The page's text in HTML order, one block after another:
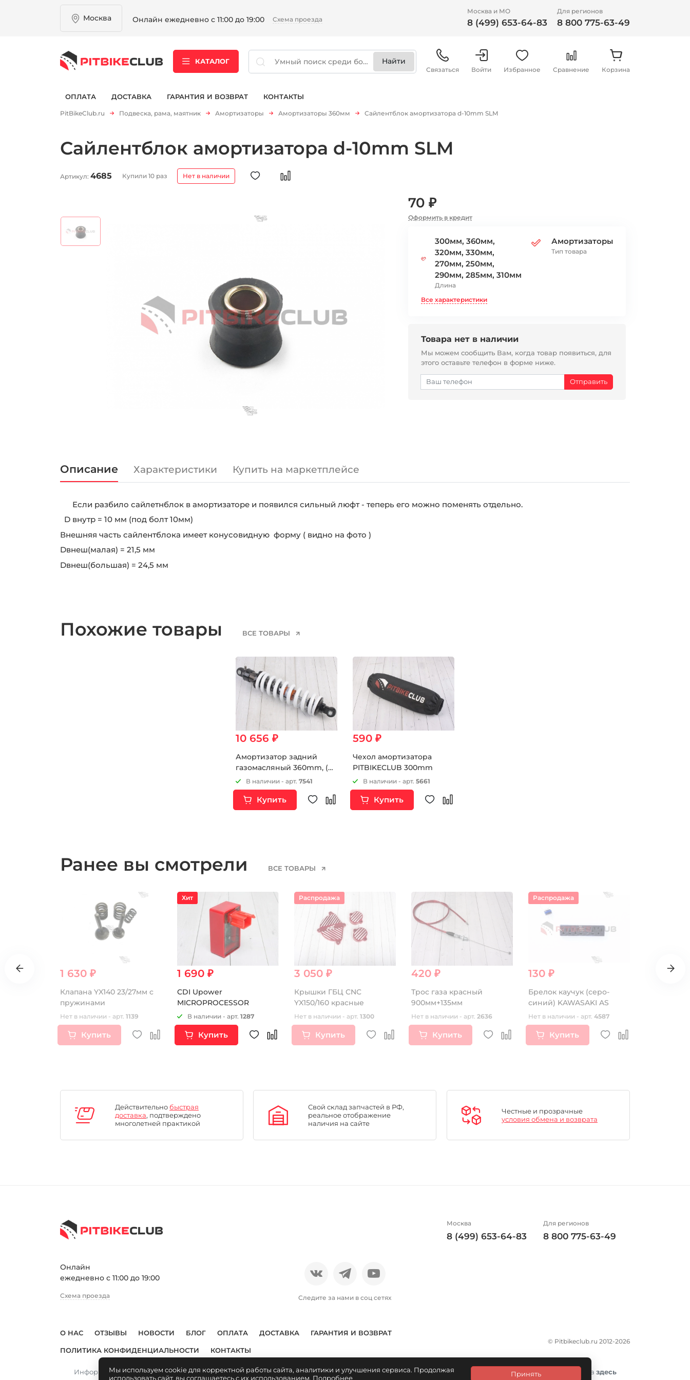
Москва Онлайн ежедневно с 11:00 до 19:00 Схема проезда
Москва и МО
8 (499) 653-64-83
Для регионов
8 800 775-63-49
КАТАЛОГ
Связаться Войти Избранное Сравнение Корзина
ОПЛАТА ДОСТАВКА ГАРАНТИЯ И ВОЗВРАТ КОНТАКТЫ
PitBikeClub.ru Подвеска, рама, маятник Амортизаторы Амортизаторы 360мм Сайлентблок амортизатора d-10mm SLM
Сайлентблок амортизатора d-10mm SLM
Артикул: 4685 Купили 10 раз Нет в наличии
70 ₽
Оформить в кредит
300мм, 360мм,
320мм, 330мм,
270мм, 250мм,
290мм, 285мм, 310мм
Длина
Амортизаторы
Тип товара
Все характеристики
Товара нет в наличии
Мы можем сообщить Вам, когда товар появиться, для
этого оставьте телефон в форме ниже.
Описание Характеристики Купить на маркетплейсе
Если разбило сайлетнблок в амортизаторе и появился сильный люфт - теперь его можно поменять отдельно.
D внутр = 10 мм (под болт 10мм)
Внешняя часть сайлентблока имеет конусовидную форму ( видно на фото )
Dвнеш(малая) = 21,5 мм
Dвнеш(большая) = 24,5 мм
Похожие товары ВСЕ ТОВАРЫ
10 656 ₽
Амортизатор задний
газомасляный 360mm, (d-
10, m-10)
В наличии - арт. 7541
Купить
590 ₽
Чехол амортизатора
PITBIKECLUB 300mm
В наличии - арт. 5661
Купить
Ранее вы смотрели ВСЕ ТОВАРЫ
₽ 1 630 ₽
Клапана YX140 23/27мм c
пружинами
Нет в наличии - арт. 1139
Купить
Хит
1 690 ₽
CDI Upower
MICROPROCESSOR
В наличии - арт. 1287
Купить
Распродажа
3 050 ₽
Крышки ГБЦ CNC
YX150/160 красные
Нет в наличии - арт. 1300
Купить
420 ₽
Трос газа красный
900мм+135мм
Нет в наличии - арт. 2636
Купить
Распродажа
130 ₽
Брелок каучук (серо-
синий) KAWASAKI AS
Нет в наличии - арт. 4587
Купить
3 890 ₽
Действительно быстрая
доставка, подтверждено
многолетней практикой
Свой склад запчастей в РФ,
реальное отображение
наличия на сайте
Честные и прозрачные
условия обмена и возврата
Москва
8 (499) 653-64-83
Для регионов
8 800 775-63-49
Онлайн
ежедневно с 11:00 до 19:00
Схема проезда Следите за нами в соц сетях
О НАС ОТЗЫВЫ НОВОСТИ БЛОГ ОПЛАТА ДОСТАВКА ГАРАНТИЯ И ВОЗВРАТ
ПОЛИТИКА КОНФИДЕНЦИАЛЬНОСТИ КОНТАКТЫ
© Pitbikeclub.ru 2012-2026
Информация, размещенная на сайте, не является публичной офертой. Условия покупки указаны здесь. Политика конфиденциальности размещена здесь
Мы используем cookie для корректной работы сайта, аналитики и улучшения сервиса. Продолжая
использовать сайт, вы соглашаетесь с их использованием. Подробнее
Принять